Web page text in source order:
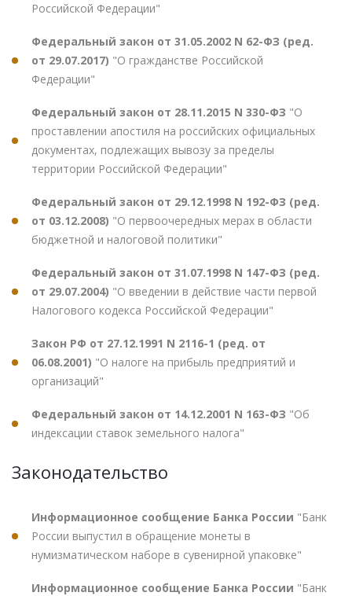
Российской Федерации"
Федеральный закон от 31.05.2002 N 62-ФЗ (ред.
от 29.07.2017) "О гражданстве Российской
Федерации"
Федеральный закон от 28.11.2015 N 330-ФЗ "О
проставлении апостиля на российских официальных
документах, подлежащих вывозу за пределы
территории Российской Федерации"
Федеральный закон от 29.12.1998 N 192-ФЗ (ред.
от 03.12.2008) "О первоочередных мерах в области
бюджетной и налоговой политики"
Федеральный закон от 31.07.1998 N 147-ФЗ (ред.
от 29.07.2004) "О введении в действие части первой
Налогового кодекса Российской Федерации"
Закон РФ от 27.12.1991 N 2116-1 (ред. от
06.08.2001) "О налоге на прибыль предприятий и
организаций"
Федеральный закон от 14.12.2001 N 163-ФЗ "Об
индексации ставок земельного налога"
Законодательство
Информационное сообщение Банка России "Банк
России выпустил в обращение монеты в
нумизматическом наборе в сувенирной упаковке"
Информационное сообщение Банка России "Банк